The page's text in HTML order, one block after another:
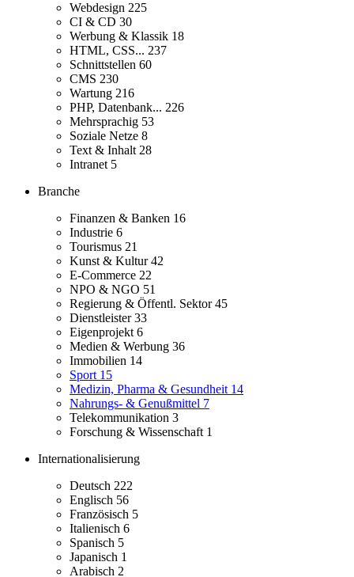
Webdesign 225
CI & CD 30
Werbung & Klassik 18
HTML, CSS... 237
Schnittstellen 60
CMS 230
Wartung 216
PHP, Datenbank... 226
Mehrsprachig 53
Soziale Netze 8
Text & Inhalt 28
Intranet 5
Branche
Finanzen & Banken 16
Industrie 6
Tourismus 21
Kunst & Kultur42
E-Commerce 22
NPO & NGO 51
Regierung & Öffentl. Sektor45
Dienstleister33
Eigenprojekt 6
Medien & Werbung 36
Immobilien 14
Sport 15
Medizin, Pharma & Gesundheit 14
Nahrungs- & Genußmittel 7
Telekommunikation 3
Forschung & Wissenschaft 1
Internationalisierung
Deutsch 222
Englisch 56
Französisch 5
Italienisch 6
Spanisch 5
Japanisch 1
Arabisch 2